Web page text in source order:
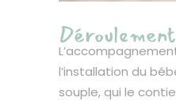
l’installation du
souple, qui le